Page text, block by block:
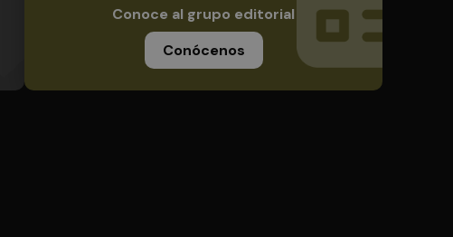
Conoce al grupo editorial
Conócenos